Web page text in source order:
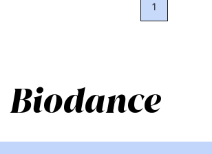
1
Biodance